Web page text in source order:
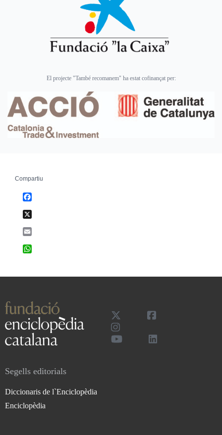
El projecte "També recomanem" ha estat cofinançat per:
Compartiu
Segells editorials
Diccionaris de l`Enciclopèdia
Enciclopèdia